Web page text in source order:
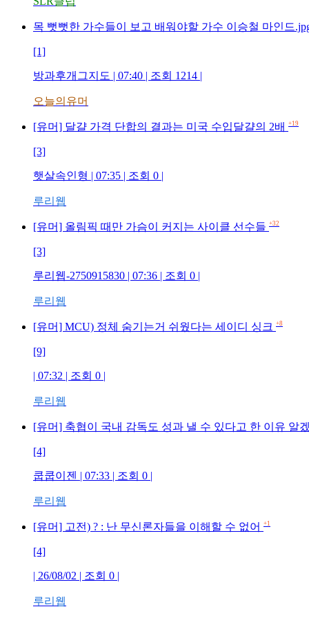
목 뻣뻣한 가수들이 보고 배워야할 가수 이승철 마인드
[1]
방과후개그지도 | 07:40 | 조회 1214 |
오늘의유머
[유머] 달걀 가격 단합의 결과는 미국 수입달걀의 2배 +19
[3]
햇살속인형 | 07:35 | 조회 0 |
루리웹
[유머] 올림픽 때만 가슴이 커지는 사이클 선수들 +32
[3]
루리웹-2750915830 | 07:36 | 조회 0 |
루리웹
[유머] MCU) 정체 숨기는거 쉬웠다는 세이디 싱크 +8
[9]
| 07:32 | 조회 0 |
루리웹
[유머] 축협이 국내 감독도 성과 낼 수 있다고 한 이유 알
[4]
쿱쿱이젠 | 07:33 | 조회 0 |
루리웹
[유머] 고전) ? : 난 무신론자들을 이해할 수 없어 +1
[4]
| 26/08/02 | 조회 0 |
루리웹